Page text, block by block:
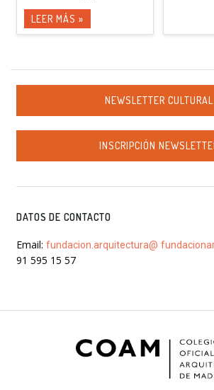
LEER MÁS »
NEWSLETTER CULTURAL
INSCRIPCIÓN
DATOS DE CONTACTO
Email:fundacion.arquitectura@
91 595 15 57